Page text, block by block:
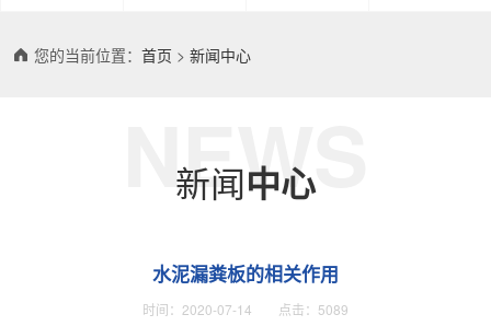
您的当前位置：首页 >新闻中心
新闻中心
NEWS
水泥漏粪板的相关作用
时间：2020-07-14 点击：5089